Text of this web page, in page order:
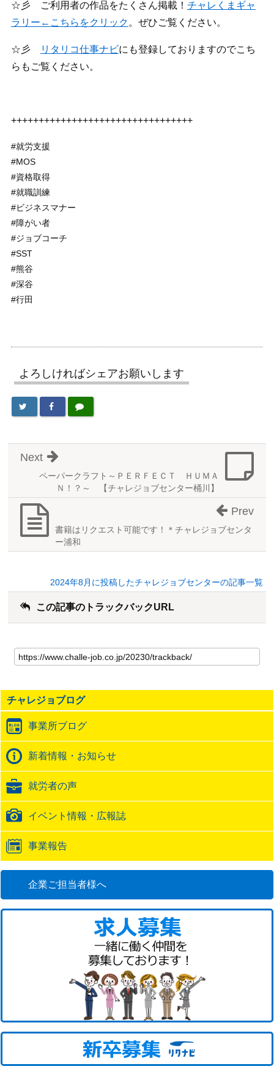
☆彡 ご利用者の作品をたくさん掲載！ チャレくまギャ
ラリー←こちらをクリック 。ぜひご覧ください。
☆彡 リタリコ仕事ナビにも登録しておりますのでこち
らもご覧ください。
+++++++++++++++++++++++++++++++++
#就労支援
#MOS
#資格取得
#就職訓練
#ビジネスマナー
#障がい者
#ジョブコーチ
#SST
#熊谷
#深谷
#行田
よろしければシェアお願いします
ペーパークラフト～ＰＥＲＦＥＣＴ ＨＵＭＡ
Ｎ！？～ 【チャレジョブセンター桶川】
Next
書籍はリクエスト可能です！＊チャレジョブセンタ
ー浦和
Prev
2024年8月に投稿したチャレジョブセンターの記事一覧
この記事のトラックバックURL
の
記
の
ト
ッ
ク
バ
ッ
URL
チャレジョブログ
事業所ブログ
新着情報・お知らせ
就労者の声
イベント情報・広報誌
事業報告
企業ご担当者様へ